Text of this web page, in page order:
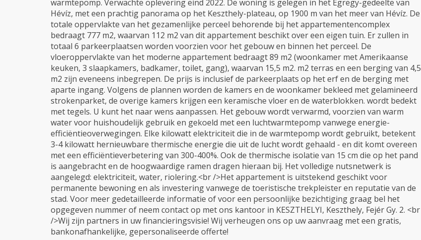
warmtepomp. Verwachte oplevering eind 2022. De woning is gelegen in het Egregy-gedeelte van
Hévíz, met een prachtig panorama op het Keszthely-plateau, op 1900 m van het meer van Hévíz. De
totale oppervlakte van het gezamenlijke perceel behorende bij het appartementencomplex
bedraagt 777 m2, waarvan 112 m2 van dit appartement beschikt over een eigen tuin. Er zullen in
totaal 6 parkeerplaatsen worden voorzien voor het gebouw en binnen het perceel. De
vloeroppervlakte van het moderne appartement bedraagt 89 m2 (woonkamer met Amerikaanse
keuken, 3 slaapkamers, badkamer, toilet, gang), waarvan 15,5 m2. m2 terras en een berging van 4,5
m2 zijn eveneens inbegrepen. De prijs is inclusief de parkeerplaats op het erf en de berging met
aparte ingang. Volgens de plannen worden de kamers en de woonkamer bekleed met gelamineerd
strokenparket, de overige kamers krijgen een keramische vloer en de waterblokken. wordt bedekt
met tegels. U kunt het naar wens aanpassen. Het gebouw wordt verwarmd, voorzien van warm
water voor huishoudelijk gebruik en gekoeld met een luchtwarmtepomp vanwege energie-
efficiëntieoverwegingen. Elke kilowatt elektriciteit die in de warmtepomp wordt gebruikt, betekent
3-4 kilowatt hernieuwbare thermische energie die uit de lucht wordt gehaald - en dit komt overeen
met een efficiëntieverbetering van 300-400%. Ook de thermische isolatie van 15 cm die op het pand
is aangebracht en de hoogwaardige ramen dragen hieraan bij. Het volledige nutsnetwerk is
aangelegd: elektriciteit, water, riolering.<br />Het appartement is uitstekend geschikt voor
permanente bewoning en als investering vanwege de toeristische trekpleister en reputatie van de
stad. Voor meer gedetailleerde informatie of voor een persoonlijke bezichtiging graag bel het
opgegeven nummer of neem contact op met ons kantoor in KESZTHELYI, Keszthely, Fejér Gy. 2. <br
/>Wij zijn partners in uw financieringsvisie! Wij verheugen ons op uw aanvraag met een gratis,
bankonafhankelijke, gepersonaliseerde offerte!